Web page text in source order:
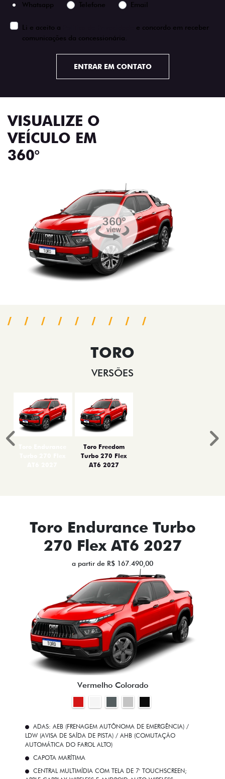
Whatsapp
Telefone Email
Li e aceito a
e concordo em receber
comunicações da concessionária.
ENTRAR EM CONTATO
VISUALIZE O
VEÍCULO EM
360°
TORO
VERSÕES
Toro Freedom
Turbo 270 Flex
AT6 2027
Anterior
Toro Endurance Turbo
270 Flex AT6 2027
a partir de R$ 167.490,00
Vermelho Colorado
ADAS: AEB (FRENAGEM AUTÔNOMA DE EMERGÊNCIA) /
LDW (AVISA DE SAÍDA DE PISTA) / AHB (COMUTAÇÃO
AUTOMÁTICA DO FAROL ALTO)
CAPOTA MARÍTIMA
CENTRAL MULTIMÍDIA COM TELA DE 7' TOUCHSCREEN;